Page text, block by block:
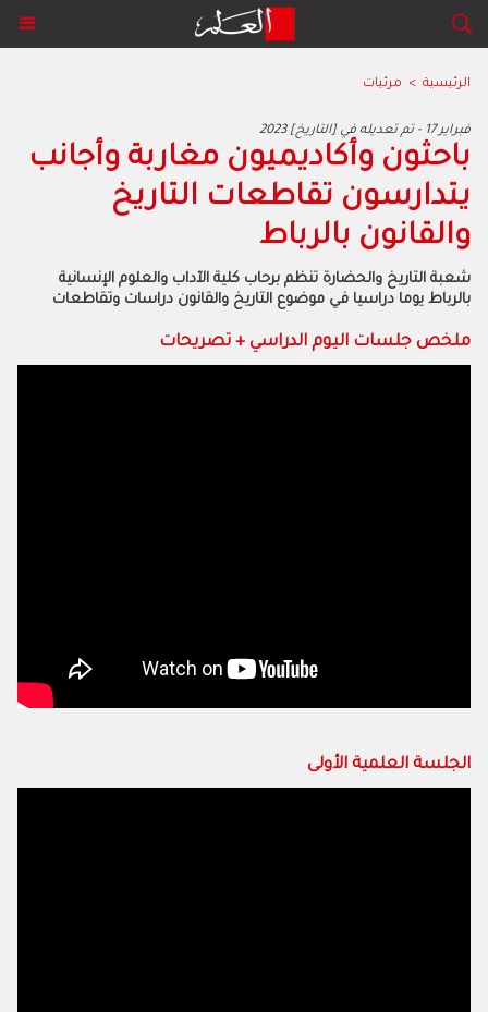
الرئيسية > مرئيات
2023 فبراير 17 - تم تعديله في [التاريخ]
باحثون وأكاديميون مغاربة وأجانب
يتدارسون تقاطعات التاريخ
والقانون بالرباط
شعبة التاريخ والحضارة تنظم برحاب كلية الآداب والعلوم الإنسانية
بالرباط يوما دراسيا في موضوع التاريخ والقانون دراسات وتقاطعات
ملخص جلسات اليوم الدراسي + تصريحات
الجلسة العلمية الأولى